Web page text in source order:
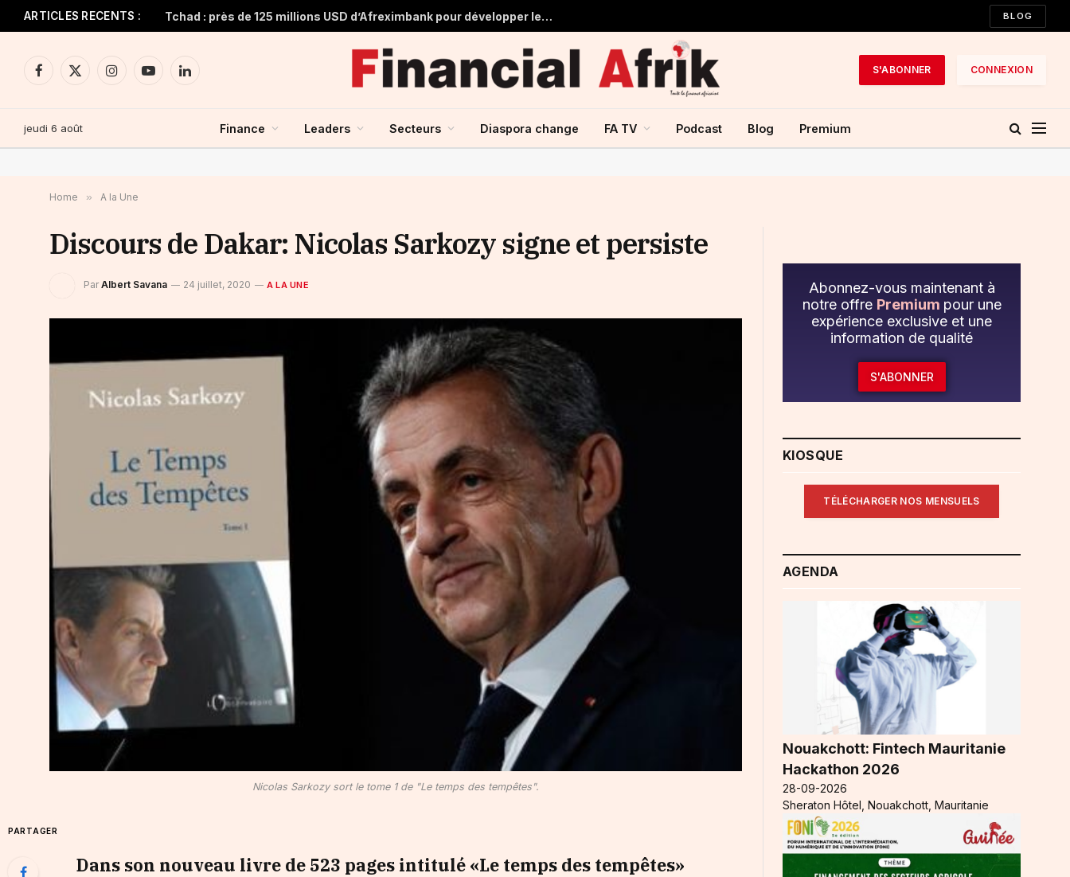
ARTICLES RECENTS : Tchad : près de 125 millions USD d’Afreximbank pour développer les infrastructures et le commerce BLOG
Facebook
X
InstagramYouTubeLinkedIn
S'ABONNER CONNEXION
jeudi 6 août Finance Leaders Secteurs Diaspora change FA TV Podcast Blog Premium
Home » A la Une
Discours de Dakar: Nicolas Sarkozy signe et persiste
Par Albert Savana 24 juillet, 2020 A LA UNE
Nicolas Sarkozy sort le tome 1 de "Le temps des tempêtes".
PARTAGER
Dans son nouveau livre de 523 pages intitulé «Le temps des tempêtes»
Abonnez-vous maintenant à
notre offre Premium pour une
expérience exclusive et une
information de qualité
S'ABONNER
KIOSQUE
TÉLÉCHARGER NOS MENSUELS
AGENDA
Nouakchott: Fintech Mauritanie
Hackathon 2026
28-09-2026
Sheraton Hôtel, Nouakchott, Mauritanie